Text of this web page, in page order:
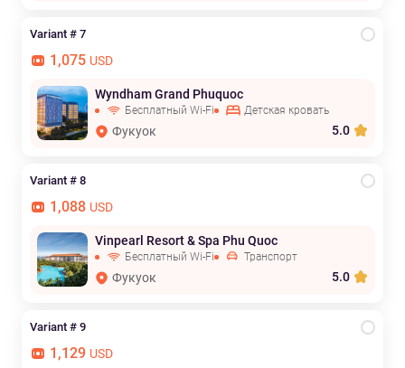
Variant # 7
1,075 USD
Wyndham Grand Phuquoc
Бесплатный Wi-Fi Детская кровать
Фукуок 5.0
Variant # 8
1,088 USD
Vinpearl Resort & Spa Phu Quoc
Бесплатный Wi-Fi Транспорт
Фукуок 5.0
Variant # 9
1,129 USD